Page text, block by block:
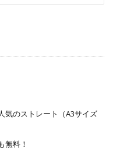
気のストレート（A3サイズ
無料！